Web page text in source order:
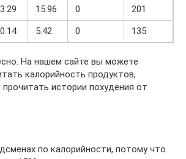
15.96 0
201
5.42 0 135
На нашем сайте вы можете
калорийность продуктов,
истории похудения от
по калорийности, потому что